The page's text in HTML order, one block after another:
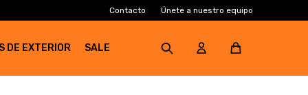
DE EXTERIOR SALE
Contacto Únete a nuestro equipo